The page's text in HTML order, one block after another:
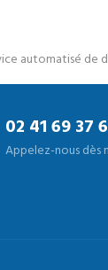
automatisé
02 41 69 37
Appelez-nous dès